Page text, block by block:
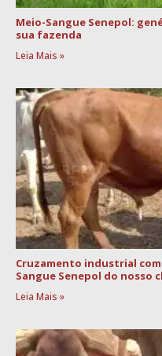
Meio-Sangue Senepol:
sua fazenda
Leia Mais »
Cruzamento industrial
Sangue Senepol do nosso
Leia Mais »